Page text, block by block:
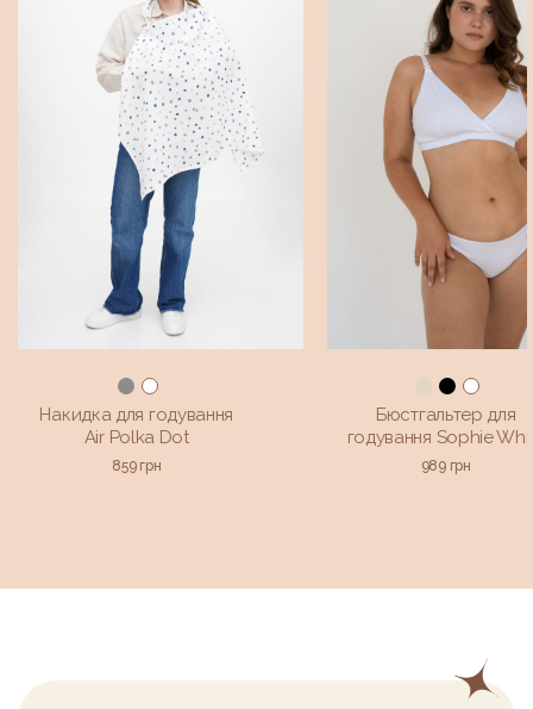
Накидка для годування
Air Polka Dot
859 грн
Бюстгальтер для
годування Sophie
989 грн